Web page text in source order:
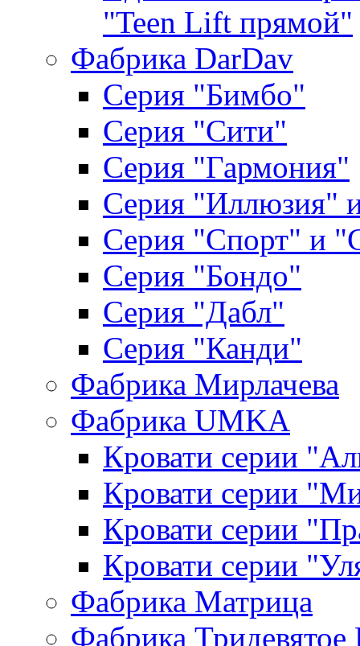
"Teen Lift прямой"
Фабрика DarDav
Серия "Бимбо"
Серия "Сити"
Серия "Гармония"
Серия "Иллюзия"
Серия "Спорт" и
Серия "Бондо"
Серия "Дабл"
Серия "Канди"
Фабрика Мирлачева
Фабрика UMKA
Кровати серии
Кровати серии
Кровати серии
Кровати серии
Фабрика Матрица
Фабрика Тридевятое